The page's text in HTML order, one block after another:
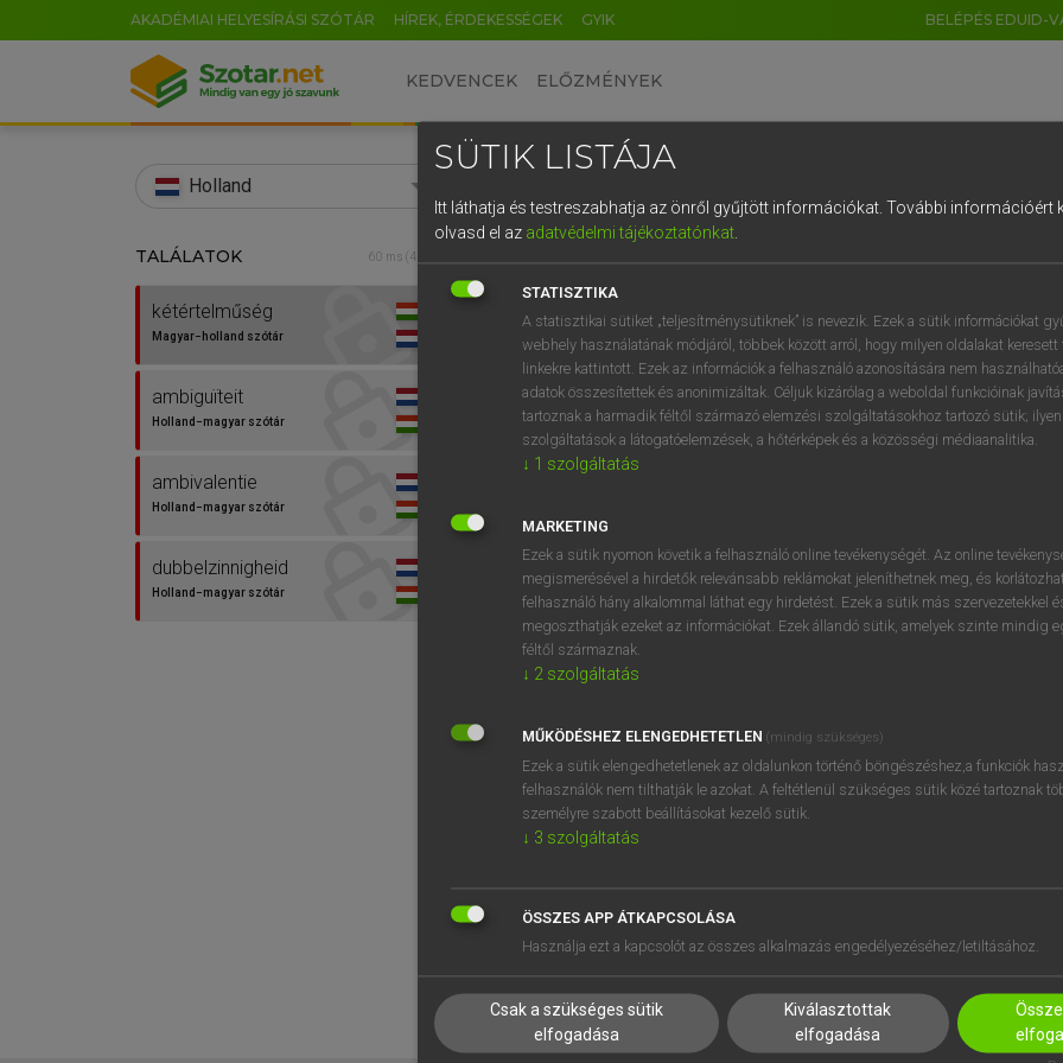
AKADÉMIAI HELYESÍRÁSI SZÓTÁR HÍREK, ÉRDEKESSÉGEK GYIK BELÉPÉS EDUID-
KEDVENCEK ELŐZMÉNYEK
Holland
TALÁLATOK 60 ms (4 db)
kétértelműség
Magyar−holland szótár
ambiguïteit
Holland−magyar szótár
ambivalentie
Holland−magyar szótár
dubbelzinnigheid
Holland−magyar szótár
Magyar−holland szótár
VAN ELŐFIZETÉSED?
megtekintéséhez.
BELÉPÉS
próbaverziójának
regisztrálok ésbelépek.
REGISZTRÁCIÓ
SÜTIK LISTÁJA
Itt láthatja és testreszabhatja az önről gyűjtött információkat. További információért
olvasd el az adatvédelmi tájékoztatónkat.
STATISZTIKA
A statisztikai sütiket „teljesítménysütiknek” is nevezik. Ezek a sütik információkat
webhely használatának módjáról, többek között arról, hogy milyen oldalakat keresett
linkekre kattintott. Ezek az információk a felhasználó azonosítására nem
adatok összesítettek és anonimizáltak. Céljuk kizárólag a weboldal funkcióinak
tartoznak a harmadik féltől származó elemzési szolgáltatásokhoz tartozó sütik;
szolgáltatások a látogatóelemzések, a hőtérképek és a közösségi médiaanalitika.
↓ 1 szolgáltatás
MARKETING
Ezek a sütik nyomon követik a felhasználó online tevékenységét. Az online
megismerésével a hirdetők relevánsabb reklámokat jeleníthetnek meg, és
felhasználó hány alkalommal láthat egy hirdetést. Ezek a sütik más szervezetekkel
megoszthatják ezeket az információkat. Ezek állandó sütik, amelyek szinte mindig
féltől származnak.
↓ 2 szolgáltatás
MŰKÖDÉSHEZ ELENGEDHETETLEN (mindig szükséges)
Ezek a sütik elengedhetetlenek az oldalunkon történő böngészéshez,a funkciók
felhasználók nem tilthatják le azokat. A feltétlenül szükséges sütik közé tartoznak
személyre szabott beállításokat kezelő sütik.
↓ 3 szolgáltatás
ÖSSZES APP ÁTKAPCSOLÁSA
Használja ezt a kapcsolót az összes alkalmazás engedélyezéséhez/letiltásához.
Csak a szükséges sütik
elfogadása
Kiválasztottak
elfogadása
EN HU DE CN FR ES IT NL
0 1 2 3 4 5 6 7 8 9
q w e r t z u i
a s d f g h j k l é
í y x c v b n m , .